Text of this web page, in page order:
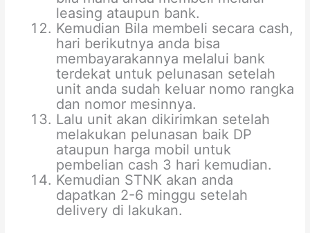
leasing ataupun bank.
Kemudian Bila membeli secara cash,
hari berikutnya anda bisa
membayarakannya melalui bank
terdekat untuk pelunasan setelah
unit anda sudah keluar nomo rangka
dan nomor mesinnya.
Lalu unit akan dikirimkan setelah
melakukan pelunasan baik DP
ataupun harga mobil untuk
pembelian cash 3 hari kemudian.
Kemudian STNK akan anda
dapatkan 2-6 minggu setelah
delivery di lakukan.